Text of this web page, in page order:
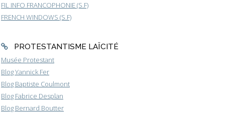
FIL INFO FRANCOPHONIE (S.F)
FRENCH WINDOWS (S.F)
PROTESTANTISME LAÏCITÉ
Musée Protestant
Blog Yannick Fer
Blog Baptiste Coulmont
Blog Fabrice Desplan
Blog Bernard Boutter